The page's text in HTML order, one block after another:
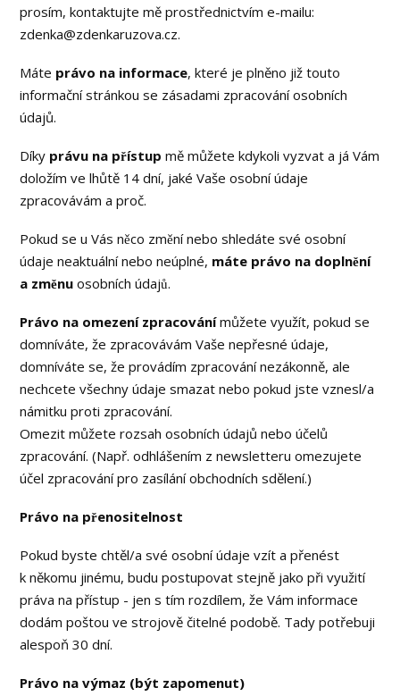
prosím, kontaktujte mě prostřednictvím e-mailu:
zdenka@zdenkaruzova.cz.
Máte právo na informace, které je plněno již touto
informační stránkou se zásadami zpracování osobních
údajů.
Díky právu na přístup mě můžete kdykoli vyzvat a já Vám
doložím ve lhůtě 14 dní, jaké Vaše osobní údaje
zpracovávám a proč.
Pokud se u Vás něco změní nebo shledáte své osobní
údaje neaktuální nebo neúplné, máte právo na doplnění
a změnu osobních údajů.
Právo na omezení zpracovánímůžete využít, pokud se
domníváte, že zpracovávám Vaše nepřesné údaje,
domníváte se, že provádím zpracování nezákonně, ale
nechcete všechny údaje smazat nebo pokud jste vznesl/a
námitku proti zpracování.
Omezit můžete rozsah osobních údajů nebo účelů
zpracování. (Např. odhlášením z newsletteru omezujete
účel zpracování pro zasílání obchodních sdělení.)
Právo na přenositelnost
Pokud byste chtěl/a své osobní údaje vzít a přenést
k někomu jinému, budu postupovat stejně jako při využití
práva na přístup - jen s tím rozdílem, že Vám informace
dodám poštou ve strojově čitelné podobě. Tady potřebuji
alespoň 30 dní.
Právo na výmaz (být zapomenut)